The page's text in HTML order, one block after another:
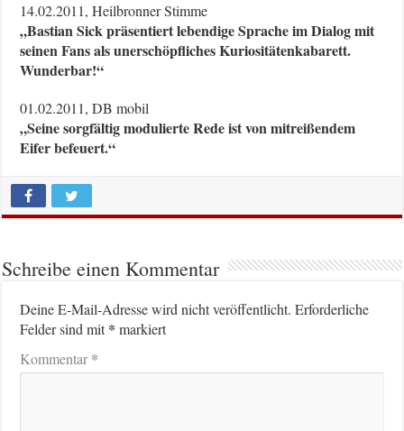
14.02.2011, Heilbronner Stimme
„Bastian Sick präsentiert lebendige Sprache im Dialog mit
seinen Fans als unerschöpfliches Kuriositätenkabarett.
Wunderbar!“
01.02.2011, DB mobil
„Seine sorgfältig modulierte Rede ist von mitreißendem
Eifer befeuert.“
Schreibe einen Kommentar
Deine E-Mail-Adresse wird nicht veröffentlicht. Erforderliche
Felder sind mit* markiert
Kommentar*